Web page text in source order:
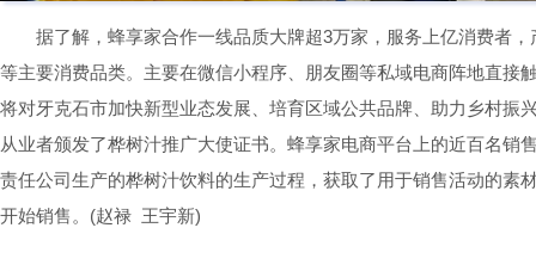
据了解，蜂享家合作一线品质大牌超3万家，服务上亿消费者
等主要消费品类。主要在微信小程序、朋友圈等私域电商阵地直接
将对牙克石市加快新型业态发展、培育区域公共品牌、助力乡村振
从业者颁发了桦树汁推广大使证书。蜂享家电商平台上的近百名销
责任公司生产的桦树汁饮料的生产过程，获取了用于销售活动的素
开始销售。(赵禄 王宇新)